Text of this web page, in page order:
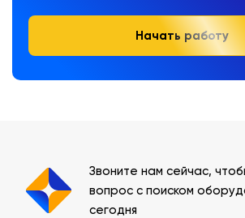
Начать работу
Звоните нам сейчас,
вопрос с поиском
сегодня